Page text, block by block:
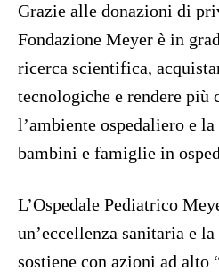
Grazie alle donazioni di
Fondazione Meyer è in
ricerca scientifica,
tecnologiche e rendere più
l’ambiente ospedaliero e la
bambini e famiglie in
L’Ospedale Pediatrico
un’eccellenza sanitaria e
sostiene con azioni ad alto